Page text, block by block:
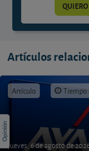
Artículos
Artículo Tiempo
jueves, 6 de agosto de